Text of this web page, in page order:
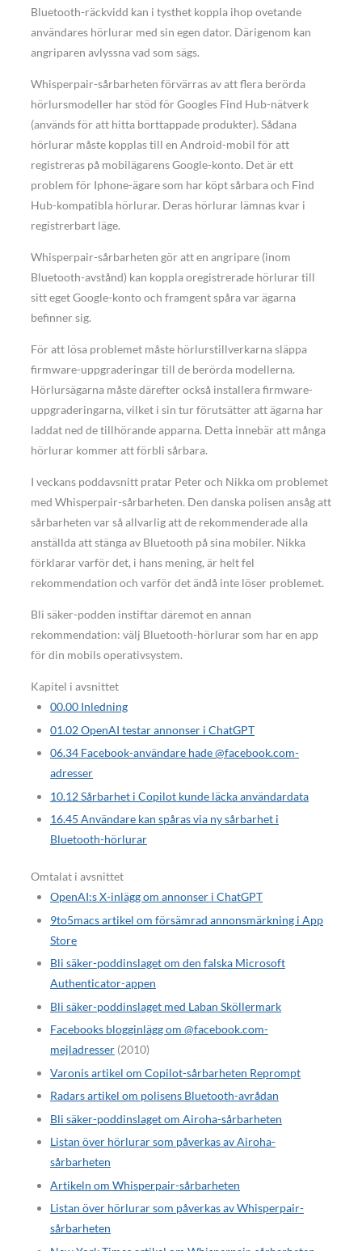
Bluetooth-räckvidd kan i tysthet koppla ihop ovetande
användares hörlurar med sin egen dator. Därigenom kan
angriparen avlyssna vad som sägs.
Whisperpair-sårbarheten förvärras av att flera berörda
hörlursmodeller har stöd för Googles Find Hub-nätverk
(används för att hitta borttappade produkter). Sådana
hörlurar måste kopplas till en Android-mobil för att
registreras på mobilägarens Google-konto. Det är ett
problem för Iphone-ägare som har köpt sårbara och Find
Hub-kompatibla hörlurar. Deras hörlurar lämnas kvar i
registrerbart läge.
Whisperpair-sårbarheten gör att en angripare (inom
Bluetooth-avstånd) kan koppla oregistrerade hörlurar till
sitt eget Google-konto och framgent spåra var ägarna
befinner sig.
För att lösa problemet måste hörlurstillverkarna släppa
firmware-uppgraderingar till de berörda modellerna.
Hörlursägarna måste därefter också installera firmware-
uppgraderingarna, vilket i sin tur förutsätter att ägarna har
laddat ned de tillhörande apparna. Detta innebär att många
hörlurar kommer att förbli sårbara.
I veckans poddavsnitt pratar Peter och Nikka om problemet
med Whisperpair-sårbarheten. Den danska polisen ansåg att
sårbarheten var så allvarlig att de rekommenderade alla
anställda att stänga av Bluetooth på sina mobiler. Nikka
förklarar varför det, i hans mening, är helt fel
rekommendation och varför det ändå inte löser problemet.
Bli säker-podden instiftar däremot en annan
rekommendation: välj Bluetooth-hörlurar som har en app
för din mobils operativsystem.
Kapitel i avsnittet
00.00 Inledning
01.02OpenAI testar annonser i ChatGPT
06.34 Facebook-användare hade @facebook.com-
adresser
10.12Sårbarhet i Copilot kunde läcka användardata
16.45 Användare kan spåras via ny sårbarhet i
Bluetooth-hörlurar
Omtalat i avsnittet
OpenAI:s X-inlägg om annonser i ChatGPT
9to5macs artikel om försämrad annonsmärkning i App
Store
Bli säker-poddinslaget om den falska Microsoft
Authenticator-appen
Bli säker-poddinslaget med Laban Sköllermark
Facebooks blogginlägg om @facebook.com-
mejladresser (2010)
Varonis artikel om Copilot-sårbarheten Reprompt
Radars artikel om polisens Bluetooth-avrådan
Bli säker-poddinslaget om Airoha-sårbarheten
Listan över hörlurar som påverkas av Airoha-
sårbarheten
Artikeln om Whisperpair-sårbarheten
Listan över hörlurar som påverkas av Whisperpair-
sårbarheten